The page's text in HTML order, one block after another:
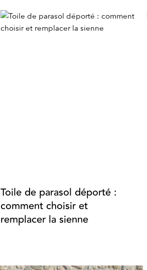
Toile de parasol déporté :
comment choisir et
remplacer la sienne